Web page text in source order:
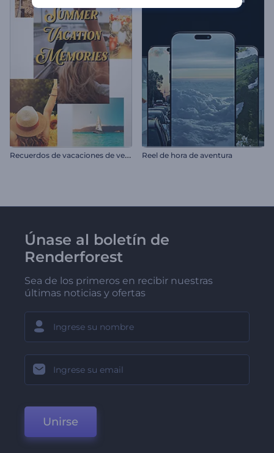
R
ecuerdos de vacaciones de verano Reel de hora de aventura
Únase al boletín de
Renderforest
Sea de los primeros en recibir nuestras
últimas noticias y ofertas
Unirse